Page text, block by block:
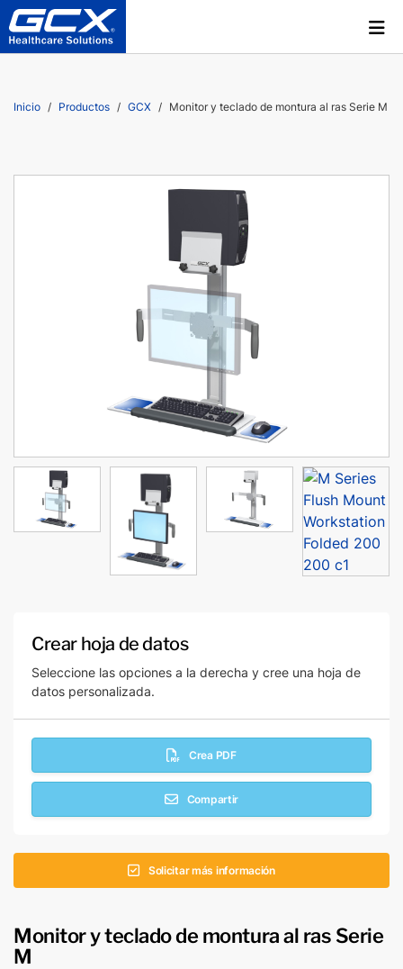
Inicio Productos GCX Monitor y teclado de montura al ras Serie M
Crear hoja de datos
Seleccione las opciones a la derecha y cree una hoja de
datos personalizada.
Crea PDF
Compartir
Solicitar más información
Monitor y teclado de montura al ras Serie
M